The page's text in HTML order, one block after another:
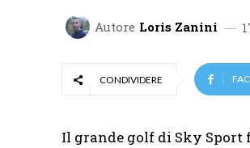
Autore Loris Zanini
CONDIVIDERE
Il grande golf di Sky Sport